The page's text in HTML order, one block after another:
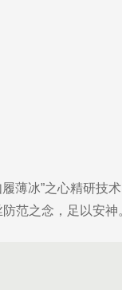
薄冰”之心精研技
范之念，足以安神